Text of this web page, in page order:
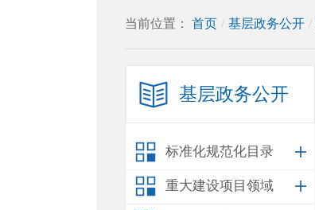
当前位置： 首页 / 基层政务公开 /
基层政务公开
标准化规范化目录
重大建设项目领域